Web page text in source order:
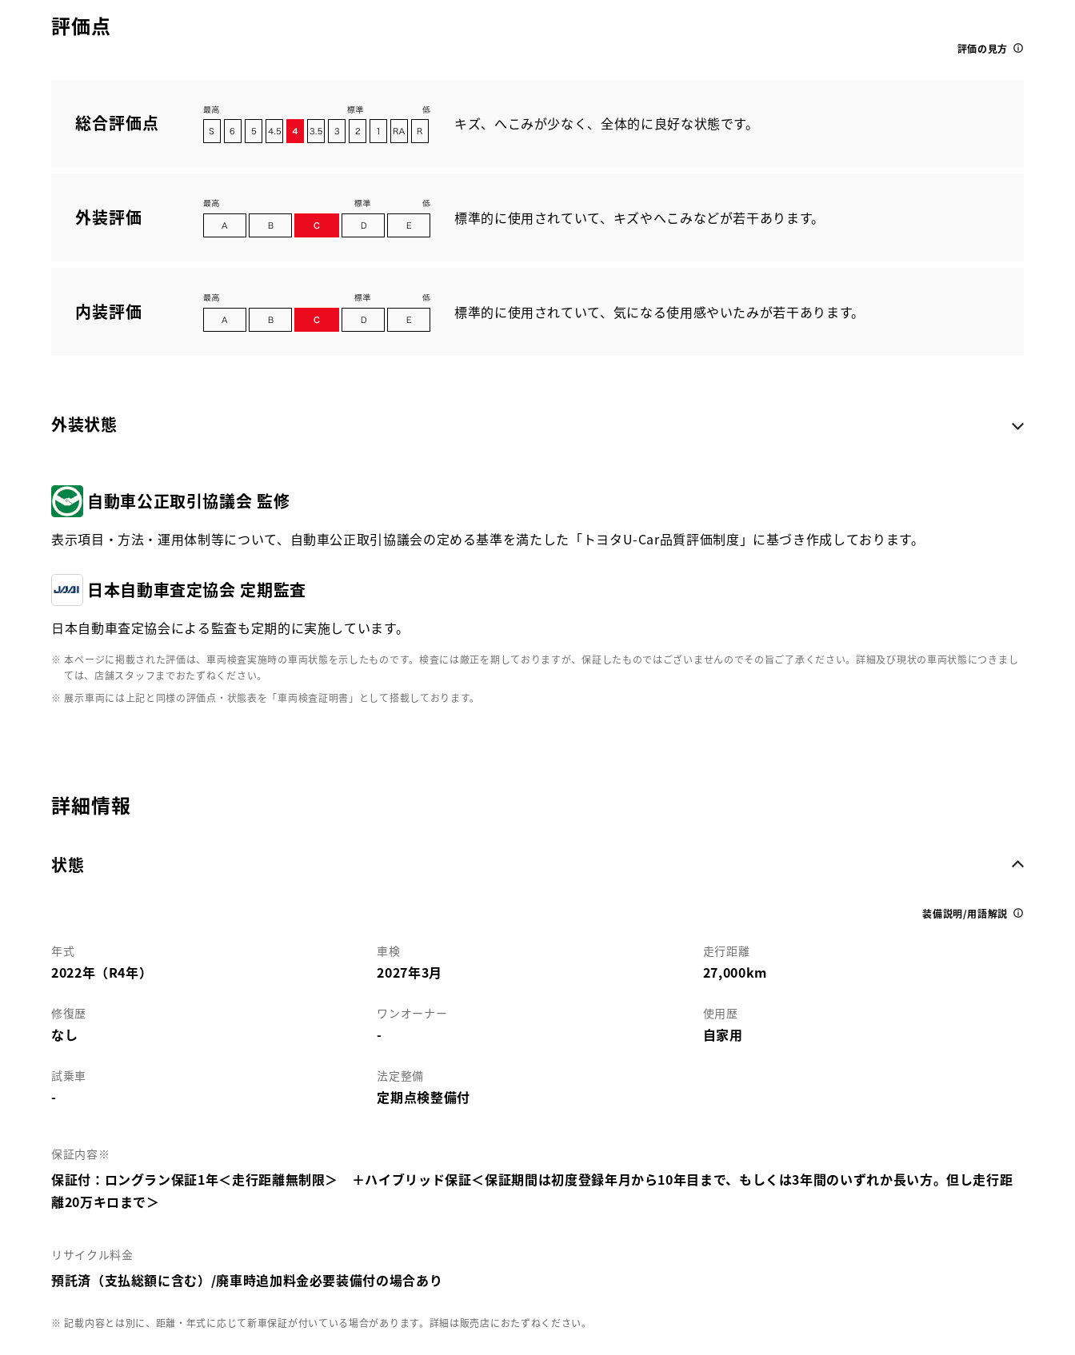
評価点
評価の見方
総合評価点 キズ、へこみが少なく、全体的に良好な状態です。
外装評価 標準的に使用されていて、キズやへこみなどが若干あります。
内装評価 標準的に使用されていて、気になる使用感やいたみが若干あります。
外装状態
自動車公正取引協議会 監修
表示項目・方法・運用体制等について、自動車公正取引協議会の定める基準を満たした「トヨタU-Car品質評価制度」に基づき作成しております。
日本自動車査定協会 定期監査
日本自動車査定協会による監査も定期的に実施しています。
※ 本ページに掲載された評価は、車両検査実施時の車両状態を示したものです。検査には厳正を期しておりますが、保証したものではございませんのでその旨ご了承ください。詳細及び現状の車両状態につきまし
ては、店舗スタッフまでおたずねください。
※ 展示車両には上記と同様の評価点・状態表を「車両検査証明書」として搭載しております。
詳細情報
状態
装備説明/用語解説
年式
2022年（R4年）
車検
2027年3月
走行距離
27,000km
修復歴
なし
ワンオーナー
-
使用歴
自家用
試乗車
-
法定整備
定期点検整備付
保証内容※
保証付：ロングラン保証1年＜走行距離無制限＞ ＋ハイブリッド保証＜保証期間は初度登録年月から10年目まで、もしくは3年間のいずれか長い方。但し走行距
離20万キロまで＞
リサイクル料金
預託済（支払総額に含む）/廃車時追加料金必要装備付の場合あり
※ 記載内容とは別に、距離・年式に応じて新車保証が付いている場合があります。詳細は販売店におたずねください。